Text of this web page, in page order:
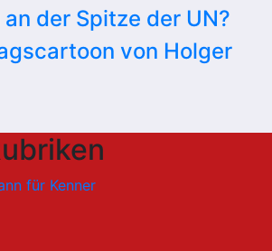
an der Spitze der UN?
von Holger
für Kenner